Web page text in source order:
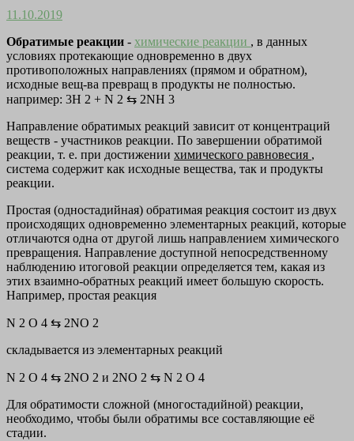
11.10.2019
Обратимые реакции - химические реакции , в данных
условиях протекающие одновременно в двух
противоположных направлениях (прямом и обратном),
исходные вещ-ва превращ в продукты не полностью.
например: 3H 2 + N 2 ⇆ 2NH 3
Направление обратимых реакций зависит от концентраций
веществ - участников реакции. По завершении обратимой
реакции, т. е. при достижении химического равновесия ,
система содержит как исходные вещества, так и продукты
реакции.
Простая (одностадийная) обратимая реакция состоит из двух
происходящих одновременно элементарных реакций, которые
отличаются одна от другой лишь направлением химического
превращения. Направление доступной непосредственному
наблюдению итоговой реакции определяется тем, какая из
этих взаимно-обратных реакций имеет большую скорость.
Например, простая реакция
N 2 O 4 ⇆ 2NO 2
складывается из элементарных реакций
N 2 O 4 ⇆ 2NO 2 и 2NO 2 ⇆ N 2 O 4
Для обратимости сложной (многостадийной) реакции,
необходимо, чтобы были обратимы все составляющие её
стадии.